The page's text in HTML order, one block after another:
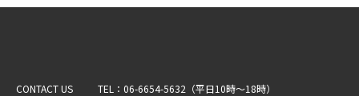
CONTACT US
TEL：06-6654-5632（平日10時～18時）